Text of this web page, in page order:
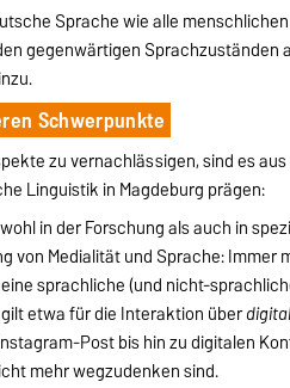
Sprache wie alle
gegenwärtigen Sprachzuständen
Schwerpunkte
zu vernachlässigen, sind es
Linguistik in Magdeburg prägen:
in der Forschung als auch in
von Medialität und Sprache:
sprachliche (und nicht-
etwa für die Interaktion über
Post bis hin zu digitalen
mehr wegzudenken sind.